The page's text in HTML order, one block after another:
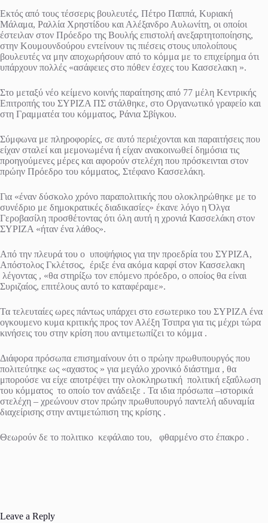
Εκτός από τους τέσσερις βουλευτές, Πέτρο Παππά, Κυριακή
Μάλαμα, Ραλλία Χρηστίδου και Αλέξανδρο Αυλωνίτη, οι οποίοι
έστειλαν στον Πρόεδρο της Βουλής επιστολή ανεξαρτητοποίησης,
στην Κουμουνδούρου εντείνουν τις πιέσεις στους υπολοίπους
βουλευτές να μην αποχωρήσουν από το κόμμα με το επιχείρημα ότι
υπάρχουν πολλές «ασάφειες στο πόθεν έσχες του Κασσελακη ».
Στο μεταξύ νέο κείμενο κοινής παραίτησης από 77 μέλη Κεντρικής
Επιτροπής του ΣΥΡΙΖΑ ΠΣ στάλθηκε, στο Οργανωτικό γραφείο και
στη Γραμματέα του κόμματος, Ράνια Σβίγκου.
Σύμφωνα με πληροφορίες, σε αυτό περιέχονται και παραιτήσεις που
είχαν σταλεί και μεμονωμένα ή είχαν ανακοινωθεί δημόσια τις
προηγούμενες μέρες και αφορούν στελέχη που πρόσκεινται στον
πρώην Πρόεδρο του κόμματος, Στέφανο Κασσελάκη.
Για «έναν δύσκολο χρόνο παραπολιτικής που ολοκληρώθηκε με το
συνέδριο με δημοκρατικές διαδικασίες» έκανε λόγο η Όλγα
Γεροβασίλη προσθέτοντας ότι όλη αυτή η χρονιά Κασσελάκη στον
ΣΥΡΙΖΑ «ήταν ένα λάθος».
Από την πλευρά του ο υποψήφιος για την προεδρία του ΣΥΡΙΖΑ,
Απόστολος Γκλέτσος, έριξε ένα ακόμα καρφί στον Κασσελακη
λέγοντας , «θα στηρίξω τον επόμενο πρόεδρο, ο οποίος θα είναι
Συριζαίος, επιτέλους αυτό το καταφέραμε».
Τα τελευταίες ωρες πάντως υπάρχει στο εσωτερικο του ΣΥΡΙΖΑ ένα
ογκουμενο κυμα κριτικής προς τον Αλέξη Τσιπρα για τις μέχρι τώρα
κινήσεις του στην κρίση που αντιμετωπίζει το κόμμα .
Διάφορα πρόσωπα επισημαίνουν ότι ο πρώην πρωθυπουργός που
πολιτεύτηκε ως «αχαστος » για μεγάλο χρονικό διάστημα , θα
μπορούσε να είχε αποτρέψει την ολοκληρωτική πολιτική εξαΰλωση
του κόμματος το οποίο τον ανάδειξε . Τα ιδια πρόσωπα –ιστορικά
στελέχη – χρεώνουν στον πρώην πρωθυπουργό παντελή αδυναμία
διαχείρισης στην αντιμετώπιση της κρίσης .
Θεωρούν δε το πολιτικο κεφάλαιο του, φθαρμένο στο έπακρο .
Leave a Reply